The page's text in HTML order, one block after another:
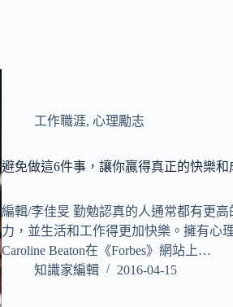
工作職涯, 心理勵志
避免做這6件事，讓你贏得真正的快樂和
編輯/李佳旻 勤勉認真的人通常都有更
力，並生活和工作得更加快樂。擁有心
Caroline Beaton在《Forbes》網站上…
知識家編輯
2016-04-15